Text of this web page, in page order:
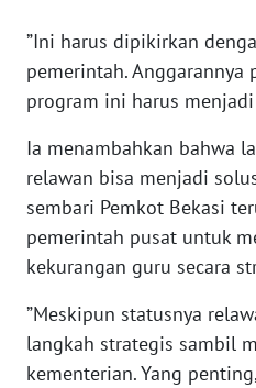
”Ini harus dipikirkan
pemerintah. Anggarannya
program ini harus menjadi
Ia menambahkan bahwa
relawan bisa menjadi
sembari Pemkot Bekasi
pemerintah pusat untuk
kekurangan guru secara
”Meskipun statusnya
langkah strategis sambil
kementerian. Yang
NTB
WN
WN
SULBAR
WN
WN
SUMBAR